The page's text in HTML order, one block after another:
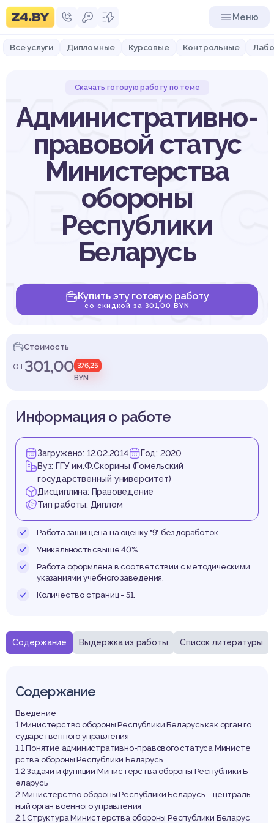
Меню
Все услуги Дипломные Курсовые Контрольные
Скачать готовую работу по теме
Административно-
правовой статус
Министерства
обороны
Республики
Беларусь
Купить эту готовую работу
со скидкой за 301,00 BYN
Стоимость
от301,00 376,25
BYN
Содержание Выдержка из работы Список литературы
Содержание
Введение
1 Министерство обороны Республики Беларусь как орган го
сударственного управления
1.1 Понятие административно-правового статуса Министе
рства обороны Республики Беларусь
1.2 Задачи и функции Министерства обороны Республики Б
еларусь
2 Министерство обороны Республики Беларусь – централь
ный орган военного управления
2.1 Структура Министерства обороны Республики Беларус
Информация о работе
Загружено: 12.02.2014
Год: 2020
Вуз: ГГУ им.Ф.Скорины (Гомельский
государственный университет)
Дисциплина: Правоведение
Тип работы: Диплом
Работа защищена на оценку "9" без доработок.
Уникальность свыше 40%.
Работа оформлена в соответствии с методическими
указаниями учебного заведения.
Количество страниц - 51.